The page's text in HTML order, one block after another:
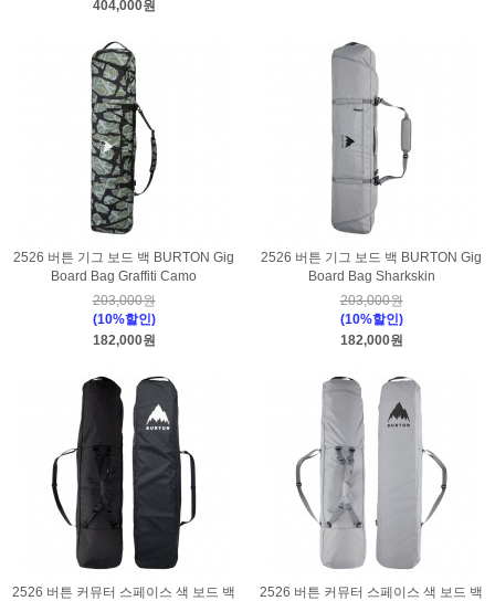
404,000원
2526 버튼 기그 보드 백 BURTON Gig
Board Bag Graffiti Camo
203,000원
(10%할인)
182,000원
2526 버튼 기그 보드 백 BURTON Gig
Board Bag Sharkskin
203,000원
(10%할인)
182,000원
2526 버튼 커뮤터 스페이스 색 보드 백
2526 버튼 커뮤터 스페이스 색 보드 백